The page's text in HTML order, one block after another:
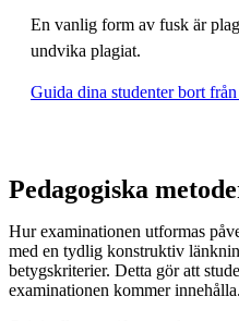
En vanlig form av fusk är
undvika plagiat.
Guida dina studenter bort
Pedagogiska
Hur examinationen utformas
med en tydlig konstruktiv
betygskriterier. Detta gör att
examinationen kommer innehålla.